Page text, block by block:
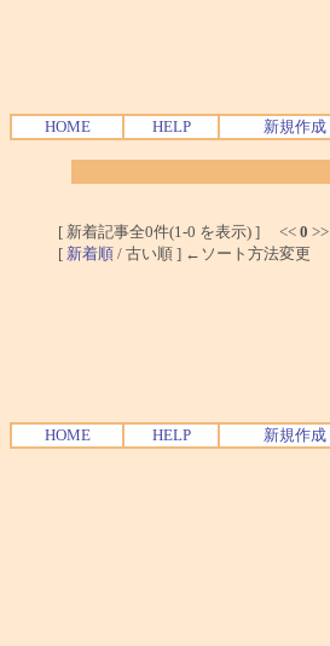
HOME HELP 新規作成
[ 新着記事全0件(1-0 を表示) ] << 0 >>
[ 新着順 / 古い順 ] ←ソート方法変更
HOME HELP 新規作成